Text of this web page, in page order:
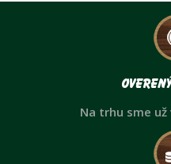
Na trhu sme